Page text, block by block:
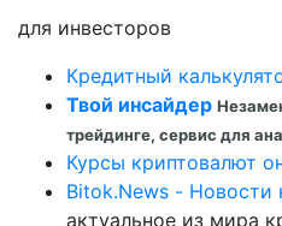
для инвесторов
Кредитный
Твой инсайдер
трейдинге, сервис для
Курсы криптовалют
Bitok.News - Новости
актуальное из мира